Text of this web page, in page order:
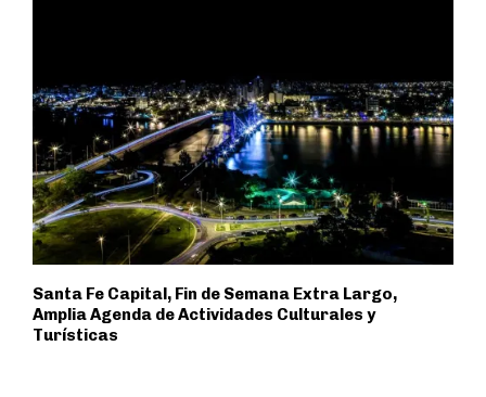
Santa Fe Capital, Fin de Semana Extra Largo,
Amplia Agenda de Actividades Culturales y
Turísticas